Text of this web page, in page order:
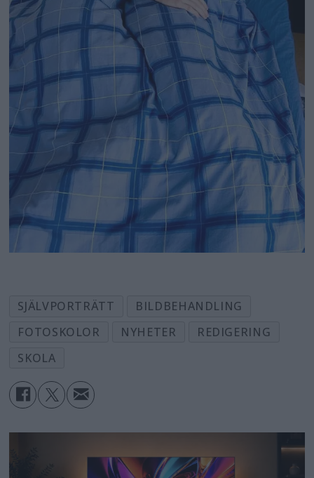
SJÄLVPORTRÄTT
BILDBEHANDLING
FOTOSKOLOR
NYHETER
REDIGERING
SKOLA